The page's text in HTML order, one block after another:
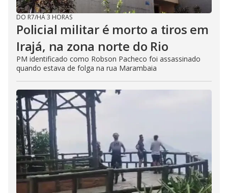
DO R7/HÁ 3 HORAS
Policial militar é morto a tiros em
Irajá, na zona norte do Rio
PM identificado como Robson Pacheco foi assassinado
quando estava de folga na rua Marambaia